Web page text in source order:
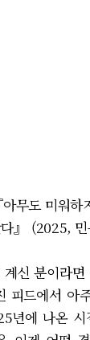
무도 미워하
』 (2025,
신 분이라
피드에서 아
년에 나온